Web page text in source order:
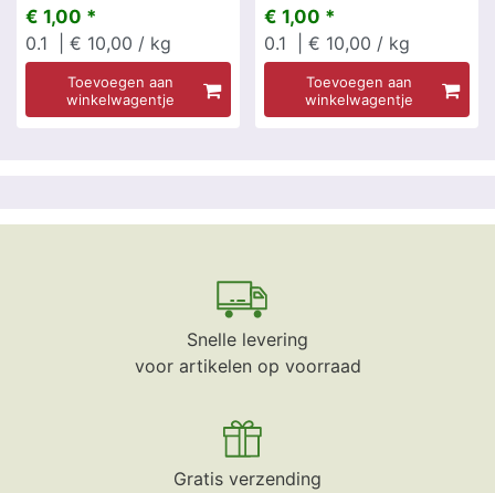
€ 1,00 *
0.1
| € 10,00 / kg
Toevoegen aan
winkelwagentje
€ 1,00 *
0.1
| € 10,00 / kg
Toevoegen aan
winkelwagentje
Snelle levering
voor artikelen op voorraad
Gratis verzending